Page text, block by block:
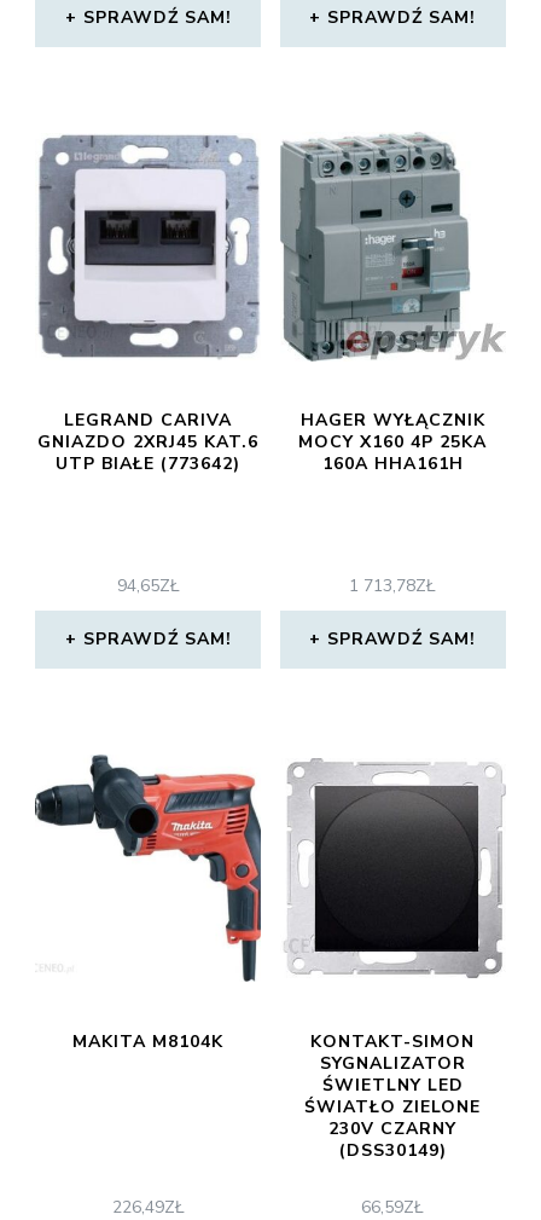
SPRAWDŹ SAM! SPRAWDŹ SAM!
LEGRAND CARIVA
GNIAZDO 2XRJ45 KAT.6
UTP BIAŁE (773642)
94,65ZŁ
SPRAWDŹ SAM!
HAGER WYŁĄCZNIK
MOCY X160 4P 25KA
160A HHA161H
1 713,78ZŁ
SPRAWDŹ SAM!
MAKITA M8104K
226,49ZŁ
KONTAKT-SIMON
SYGNALIZATOR
ŚWIETLNY LED
ŚWIATŁO ZIELONE
230V CZARNY
(DSS30149)
66,59ZŁ